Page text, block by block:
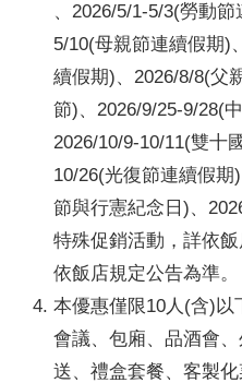
、2026/5/1-5/3(勞動
5/10(母親節連續假期)
續假期)、2026/8/8(父
節)、2026/9/25-9/28(
2026/10/9-10/11(雙十
10/26(光復節連續假期
節與行憲紀念日)、
特殊促銷活動，詳依
依飯店規定公告為準。
本優惠僅限10人(含)以
會議、包廂、品酒會
送、禮盒套餐、客製